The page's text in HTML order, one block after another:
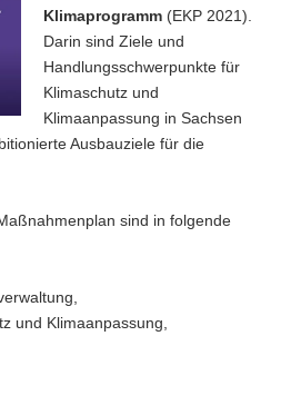
Klimaprogramm (EKP 2021).
Darin sind Ziele und
Handlungsschwerpunkte für
Klimaschutz und
Klimaanpassung in Sachsen
Ausbauziele für die
sind in folgende
und Klimaanpassung,